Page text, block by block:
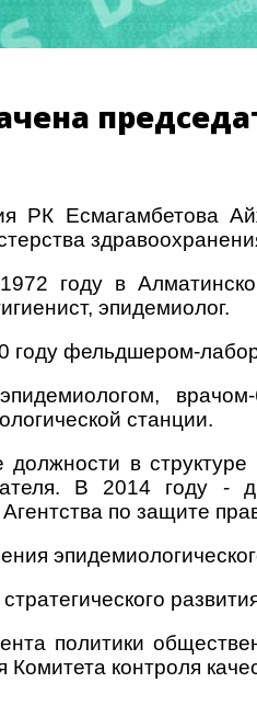
РК Есмагамбетова
году в
эпидемиолог.
году фельдшером-
станции.
в
В 2014 году -
по защите
политики
контроля